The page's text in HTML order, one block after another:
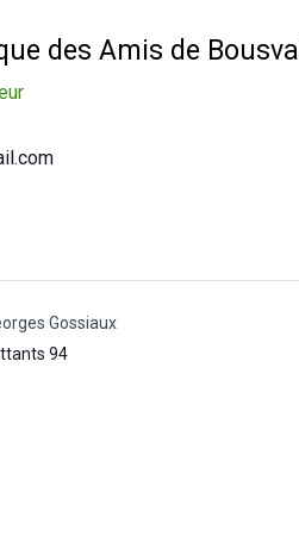
des Amis de Bousval
Gossiaux
94